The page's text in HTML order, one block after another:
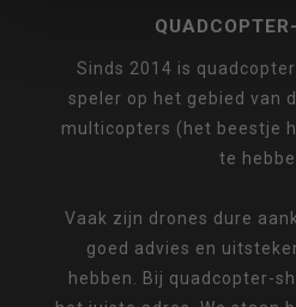
Sinds 2014 is
speler op het gebied van
multicopters (het beestje
te
Vaak zijn drones dure
goed advies en
hebben. Bij quadcopter-